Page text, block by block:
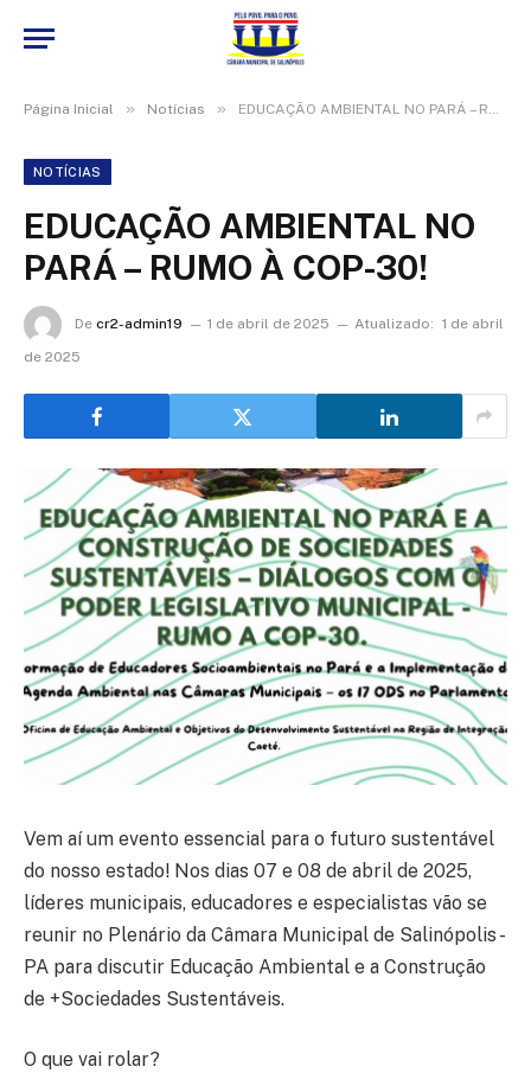
Página Inicial » Notícias » EDUCAÇÃO AMBIENTAL NO PARÁ – RUMO À COP-30!
NOTÍCIAS
EDUCAÇÃO AMBIENTAL NO
PARÁ – RUMO À COP-30!
De cr2-admin19 1 de abril de 2025 Atualizado: 1 de abril
de 2025
Vem aí um evento essencial para o futuro sustentável
do nosso estado! Nos dias 07 e 08 de abril de 2025,
líderes municipais, educadores e especialistas vão se
reunir no Plenário da Câmara Municipal de Salinópolis -
PA para discutir Educação Ambiental e a Construção
de +Sociedades Sustentáveis.
O que vai rolar?